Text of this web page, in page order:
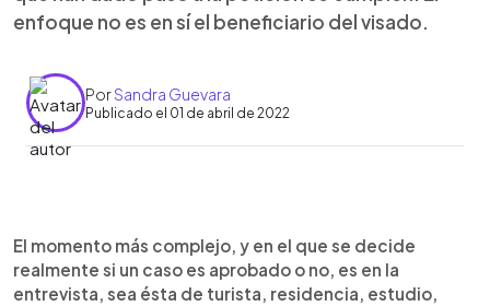
enfoque no es en sí el beneficiario del visado.
PorSandra Guevara
Publicado el 01 de abril de 2022
Escuchar artículo
El momento más complejo, y en el que se decide
realmente si un caso es aprobado o no, es en la
entrevista, sea ésta de turista, residencia, estudio,